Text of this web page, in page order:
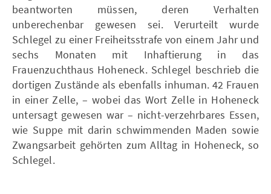
beantworten müssen, deren Verhalten
unberechenbar gewesen sei. Verurteilt wurde
Schlegel zu einer Freiheitsstrafe von einem Jahr und
sechs Monaten mit Inhaftierung in das
Frauenzuchthaus Hoheneck. Schlegel beschrieb die
dortigen Zustände als ebenfalls inhuman. 42 Frauen
in einer Zelle, – wobei das Wort Zelle in Hoheneck
untersagt gewesen war – nicht-verzehrbares Essen,
wie Suppe mit darin schwimmenden Maden sowie
Zwangsarbeit gehörten zum Alltag in Hoheneck, so
Schlegel.